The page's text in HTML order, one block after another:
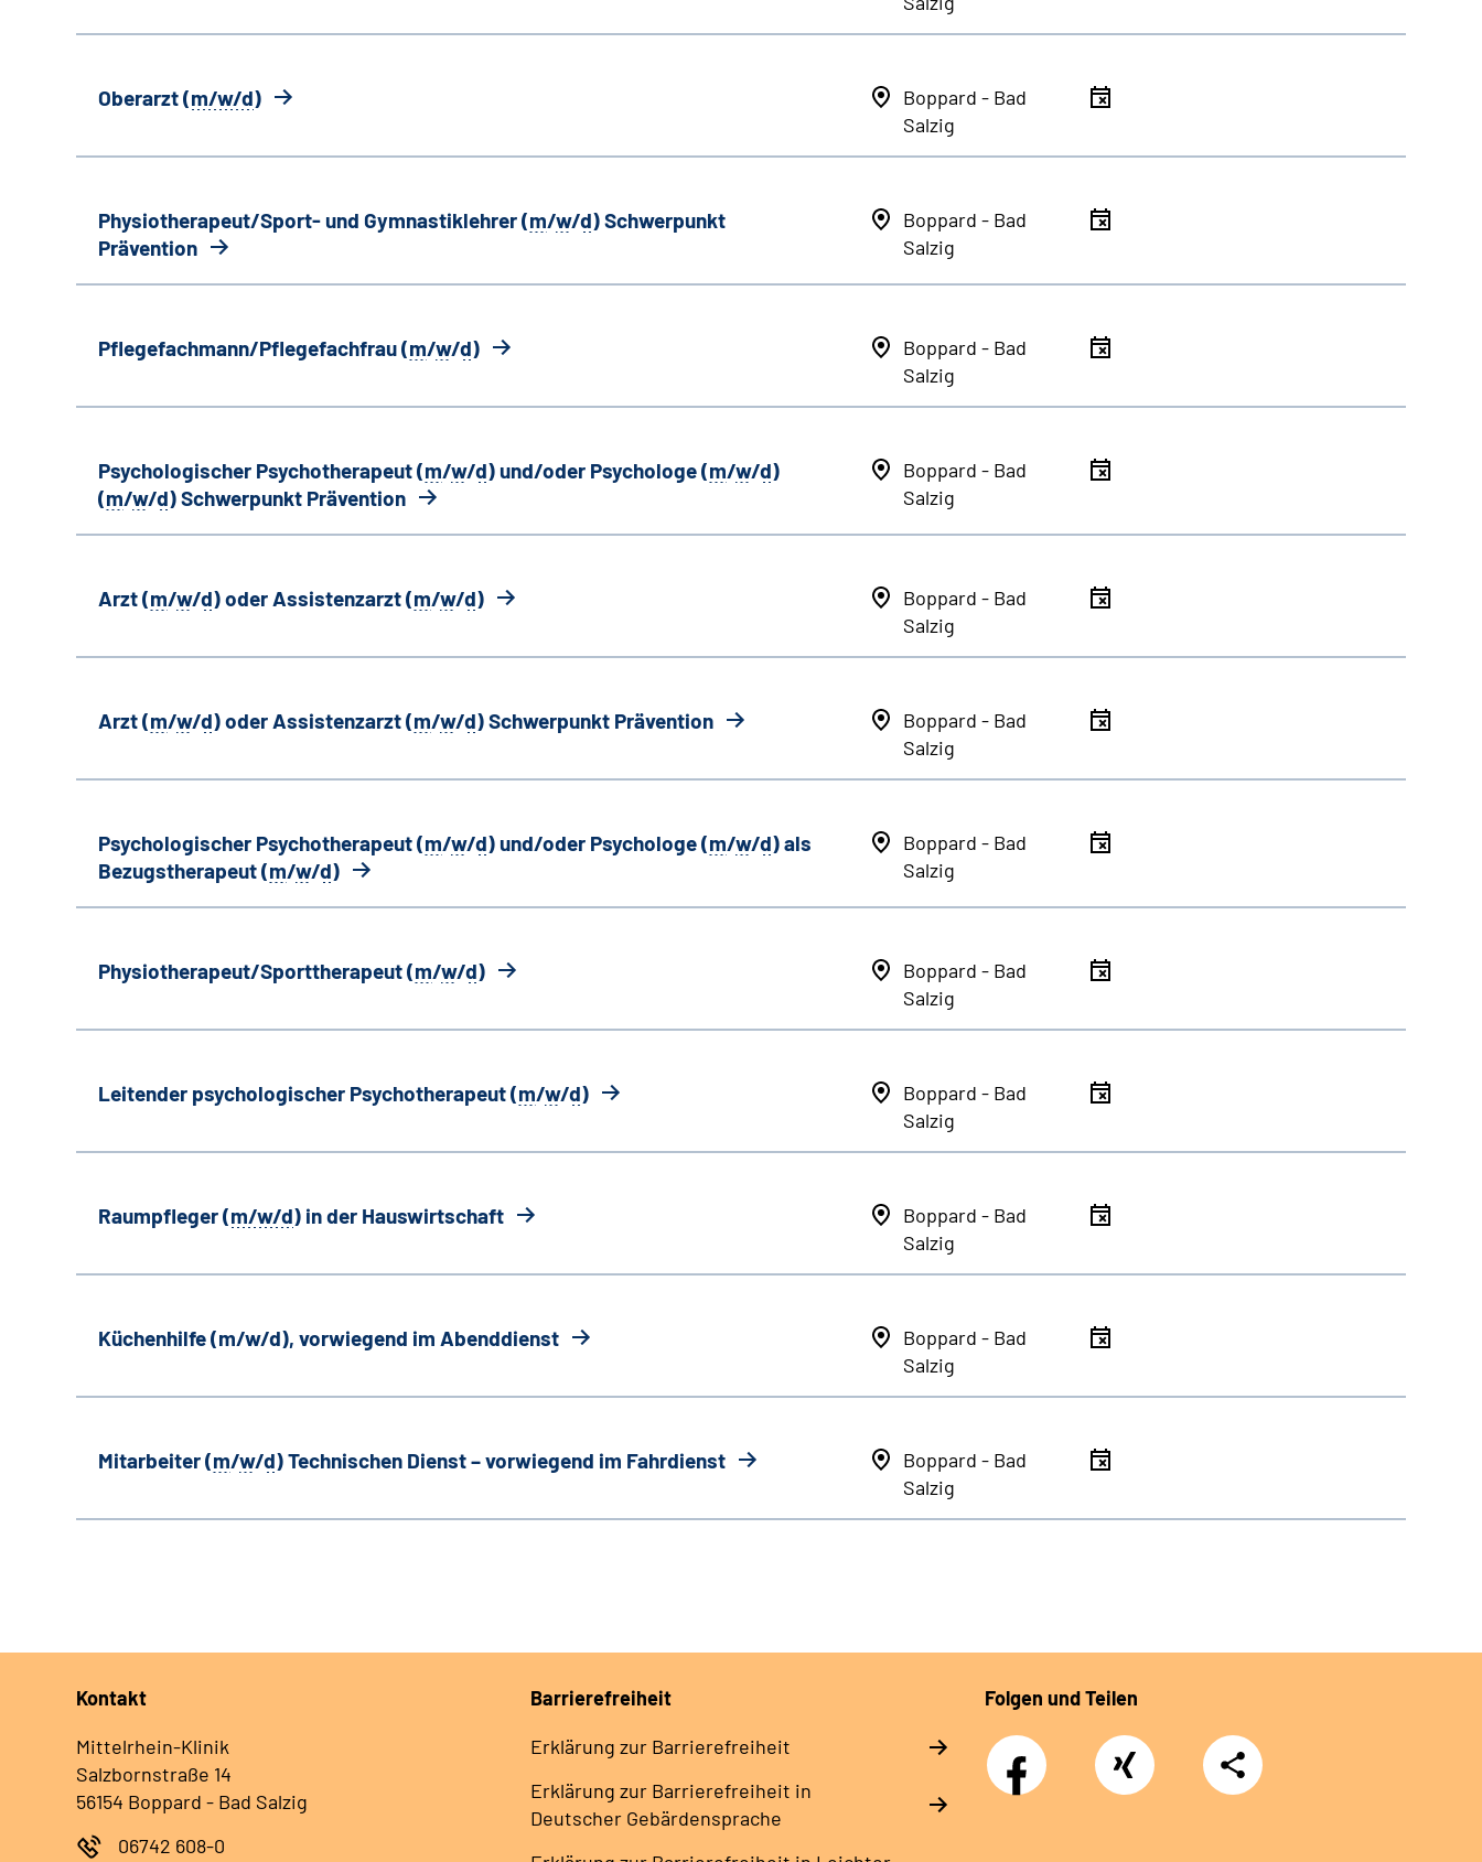
Oberarzt (m/w/d)
Boppard - Bad
Salzig
Physiotherapeut/Sport- und Gymnastiklehrer (m/w/d) Schwerpunkt
Prävention
Boppard - Bad
Salzig
Pflegefachmann/Pflegefachfrau (m/w/d)
Boppard - Bad
Salzig
Psychologischer Psychotherapeut (m/w/d) und/oder Psychologe (m/w/d)
(m/w/d) Schwerpunkt Prävention
Boppard - Bad
Salzig
Arzt (m/w/d) oder Assistenzarzt (m/w/d)
Boppard - Bad
Salzig
Arzt (m/w/d) oder Assistenzarzt (m/w/d) Schwerpunkt Prävention
Boppard - Bad
Salzig
Psychologischer Psychotherapeut (m/w/d) und/oder Psychologe (m/w/d) als
Bezugstherapeut (m/w/d)
Boppard - Bad
Salzig
Physiotherapeut/Sporttherapeut (m/w/d)
Boppard - Bad
Salzig
Leitender psychologischer Psychotherapeut (m/w/d)
Boppard - Bad
Salzig
Raumpfleger (m/w/d) in der Hauswirtschaft
Boppard - Bad
Salzig
Küchenhilfe (m/w/d), vorwiegend im Abenddienst
Boppard - Bad
Salzig
Mitarbeiter (m/w/d) Technischen Dienst – vorwiegend im Fahrdienst
Boppard - Bad
Salzig
Kontakt
Mittelrhein-Klinik
Salzbornstraße 14
56154 Boppard - Bad Salzig
06742 608-0
Barrierefreiheit
Erklärung zur Barrierefreiheit
Erklärung zur Barrierefreiheit in
Deutscher Gebärdensprache
Folgen und Teilen
Facebook Xing
Teilen